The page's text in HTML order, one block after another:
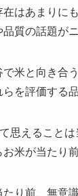
在はあまりに
品質の話題が
米と向き合
らを評価する
思えること
お米が当たり
り前、無意